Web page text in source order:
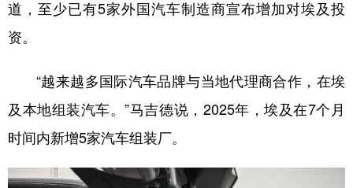
道，至少已有5家外国汽车制造商宣布增加对埃及投
资。
“越来越多国际汽车品牌与当地代理商合作，在埃
及本地组装汽车。”马吉德说，2025年，埃及在7个月
时间内新增5家汽车组装厂。